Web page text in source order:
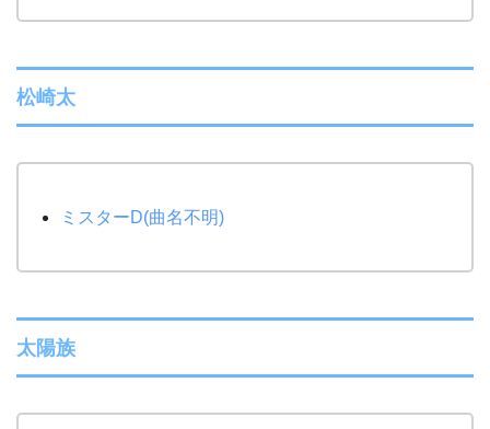
松崎太
ミスターD(曲名不明)
太陽族